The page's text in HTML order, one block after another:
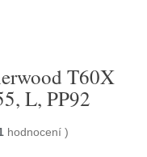
T60X
L, PP92
hodnocení )